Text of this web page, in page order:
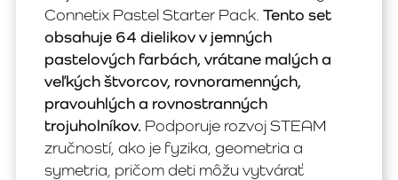
Connetix Pastel Starter Pack. Tento set
obsahuje 64 dielikov v jemných
pastelových farbách, vrátane malých a
veľkých štvorcov, rovnoramenných,
pravouhlých a rovnostranných
trojuholníkov. Podporuje rozvoj STEAM
zručností, ako je fyzika, geometria a
symetria, pričom deti môžu vytvárať